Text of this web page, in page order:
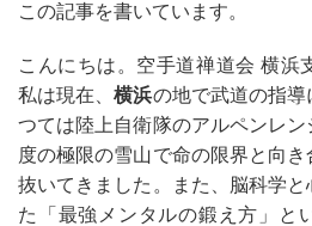
この記事を書いています。
こんにちは。空手道禅道会 横浜
私は現在、横浜の地で武道の指
つては陸上自衛隊のアルペンレ
度の極限の雪山で命の限界と向
抜いてきました。また、脳科学
た「最強メンタルの鍛え方」と